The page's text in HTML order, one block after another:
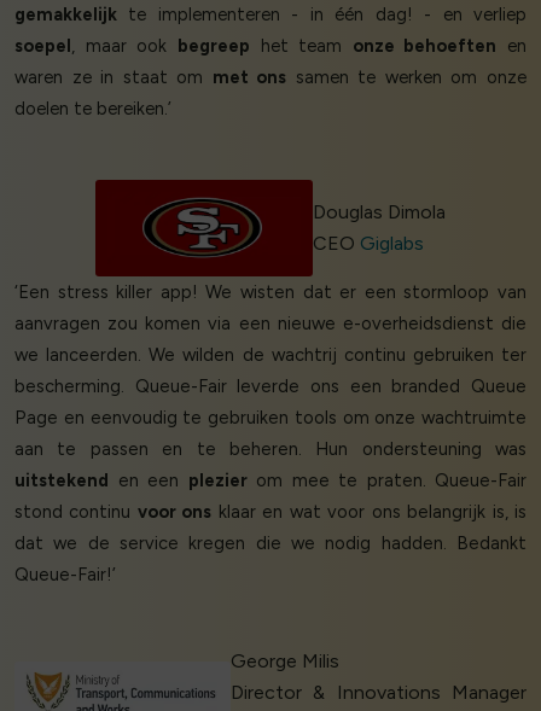
gemakkelijk te implementeren - in één dag! - en verliep
soepel , maar ook begreep het team onze behoeften en
waren ze in staat om met ons samen te werken om onze
doelen te bereiken.’
Douglas Dimola
CEO Giglabs
‘Een stress killer app! We wisten dat er een stormloop van
aanvragen zou komen via een nieuwe e-overheidsdienst die
we lanceerden. We wilden de wachtrij continu gebruiken ter
bescherming. Queue-Fair leverde ons een branded Queue
Page en eenvoudig te gebruiken tools om onze wachtruimte
aan te passen en te beheren. Hun ondersteuning was
uitstekend
en een plezierom mee te praten. Queue-Fair
stond continu voor ons klaar en wat voor ons belangrijk is, is
dat we de service kregen die we nodig hadden. Bedankt
Queue-Fair!’
George Milis
Director & Innovations Manager